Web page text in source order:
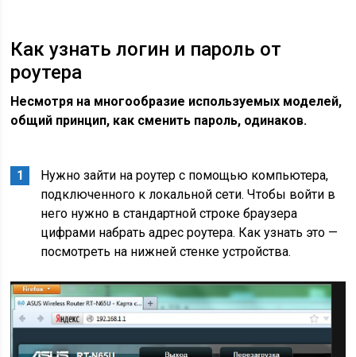
Как узнать логин и пароль от
роутера
Несмотря на многообразие используемых моделей,
общий принцип, как сменить пароль, одинаков.
Нужно зайти на роутер с помощью компьютера,
подключенного к локальной сети. Чтобы войти в
него нужно в стандартной строке браузера
цифрами набрать адрес роутера. Как узнать это —
посмотреть на нижней стенке устройства.